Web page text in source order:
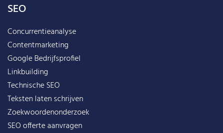
SEO
Concurrentieanalyse
Contentmarketing
Google Bedrijfsprofiel
Linkbuilding
Technische SEO
Teksten laten schrijven
Zoekwoordenonderzoek
SEO offerte aanvragen